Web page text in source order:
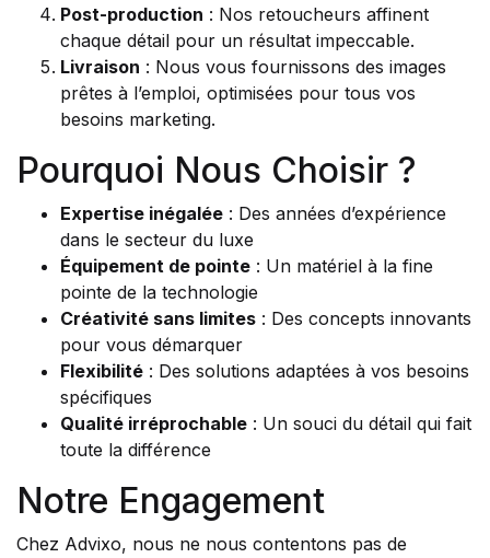
Post-production : Nos retoucheurs affinent
chaque détail pour un résultat impeccable.
Livraison : Nous vous fournissons des images
prêtes à l’emploi, optimisées pour tous vos
besoins marketing.
Pourquoi Nous Choisir ?
Expertise inégalée : Des années d’expérience
dans le secteur du luxe
Équipement de pointe : Un matériel à la fine
pointe de la technologie
Créativité sans limites : Des concepts innovants
pour vous démarquer
Flexibilité : Des solutions adaptées à vos besoins
spécifiques
Qualité irréprochable : Un souci du détail qui fait
toute la différence
Notre Engagement
Chez Advixo, nous ne nous contentons pas de